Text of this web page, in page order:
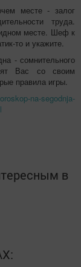
месте - залог
труда.
месте. Шеф к
то и укажите.
- сомнительного
Вас со своим
правила игры.
na-segodnja-
в